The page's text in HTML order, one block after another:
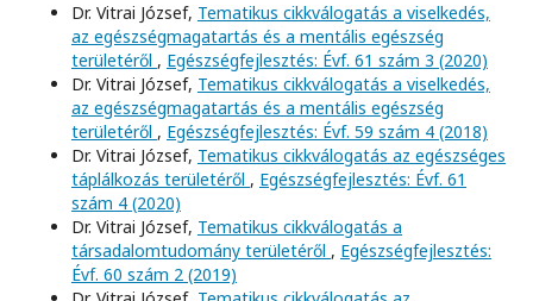
Dr. Vitrai József, Tematikus cikkválogatás a viselkedés,
az egészségmagatartás és a mentális egészség
területéről , Egészségfejlesztés: Évf. 61 szám 3 (2020)
Dr. Vitrai József, Tematikus cikkválogatás a viselkedés,
az egészségmagatartás és a mentális egészség
területéről , Egészségfejlesztés: Évf. 59 szám 4 (2018)
Dr. Vitrai József, Tematikus cikkválogatás az egészséges
táplálkozás területéről , Egészségfejlesztés: Évf. 61
szám 4 (2020)
Dr. Vitrai József, Tematikus cikkválogatás a
társadalomtudomány területéről , Egészségfejlesztés:
Évf. 60 szám 2 (2019)